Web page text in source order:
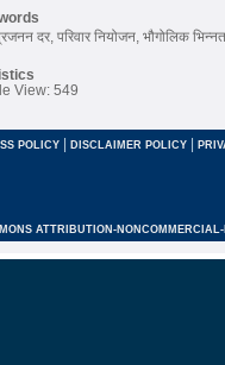
दर, परिवार नियोजन, भौगोलिक
View: 549
POLICY| DISCLAIMER POLICY |
ATTRIBUTION-